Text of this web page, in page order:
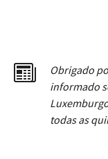
Obrigado
informado
todas as